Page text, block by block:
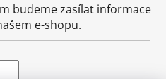
budeme zasílat informace
e-shopu.